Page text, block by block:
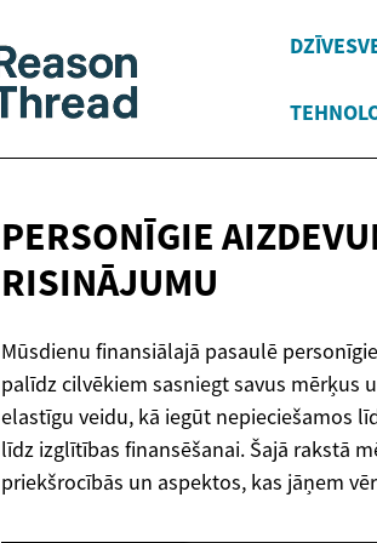
PERSONĪGIE
RISINĀJUMU
Mūsdienu finansiālajā pasaulē
palīdz cilvēkiem sasniegt savus mērķus
elastīgu veidu, kā iegūt nepieciešamos
līdz izglītības finansēšanai. Šajā rakstā
priekšrocībās un aspektos, kas jāņem